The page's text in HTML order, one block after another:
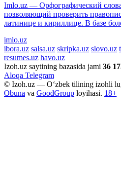
Imlo.uz — Орфографический
позволяющий проверить
латинице и кириллице. В базе
imlo.uz
ibora.uz salsa.uz skripka.uz slovo.uz
resumes.uz havo.uz
Izoh.uz saytining bazasida jami 36
Aloqa Telegram
© Izoh.uz — O‘zbek tilining izohli
Obuna va GoodGroup loyihasi. 18+